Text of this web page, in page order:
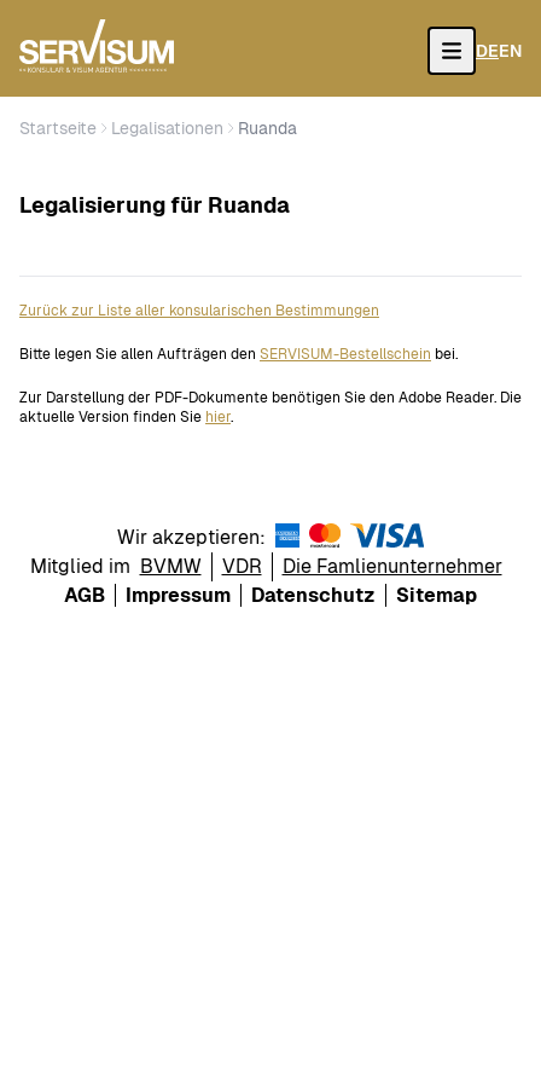
Open
DEEN
Startseite Legalisationen Ruanda
Legalisierung für Ruanda
Zurück zur Liste aller konsularischen Bestimmungen
Bitte legen Sie allen Aufträgen den SERVISUM-Bestellschein bei.
Zur Darstellung der PDF-Dokumente benötigen Sie den Adobe Reader. Die
aktuelle Version finden Sie hier.
Wir akzeptieren:
Mitglied im BVMW VDR
Die Famlienunternehmer
AGB
Impressum Datenschutz Sitemap